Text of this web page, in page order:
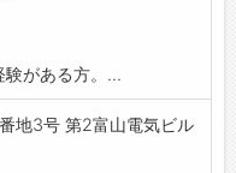
・変電所)
など) 〔変更範囲:会社
がある方。...
地3号 第2富山電気ビル